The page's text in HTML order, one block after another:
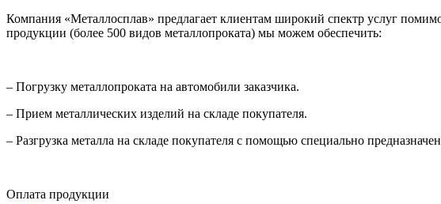
Компания «Металлосплав» предлагает клиентам широкий спектр услуг
продукции (более 500 видов металлопроката) мы можем обеспечить:
– Погрузку металлопроката на автомобили заказчика.
– Прием металлических изделий на складе покупателя.
– Разгрузка металла на складе покупателя с помощью специально
Оплата продукции